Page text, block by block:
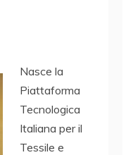
Nasce la
Piattaforma
Tecnologica
Italiana per il
Tessile e